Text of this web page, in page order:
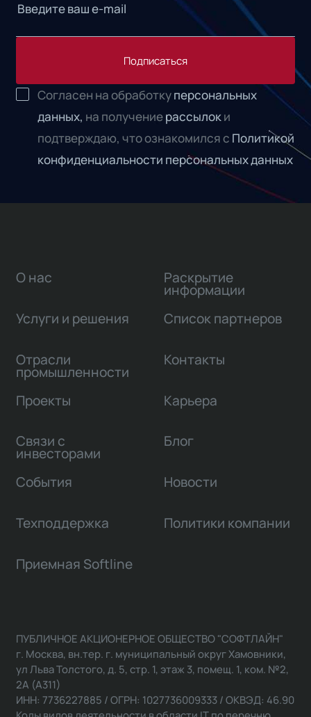
Подписаться
Согласен на обработкуперсональных
данных, на получениерассылоки
подтверждаю, что ознакомился с Политикой
конфиденциальности персональных данных
О нас
Услуги и решения
Отрасли
промышленности
Проекты
Связи с
инвесторами
Раскрытие
информации
Список партнеров
Контакты
Карьера
Блог
События Новости
Техподдержка Политики компании
Приемная Softline
ПУБЛИЧНОЕ АКЦИОНЕРНОЕ ОБЩЕСТВО "СОФТЛАЙН"
г. Москва, вн.тер. г. муниципальный округ Хамовники,
ул Льва Толстого, д. 5, стр. 1, этаж 3, помещ. 1, ком. №2,
2А (А311)
ИНН: 7736227885 / ОГРН: 1027736009333 / ОКВЭД: 46.90